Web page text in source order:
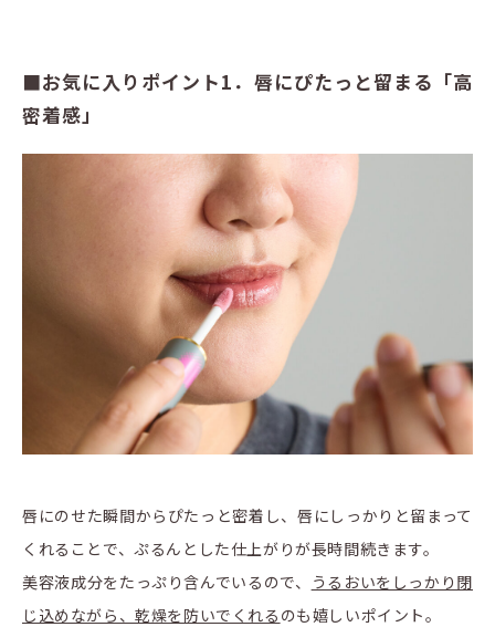
■お気に入りポイント1．唇にぴたっと留まる「高
密着感」
唇にのせた瞬間からぴたっと密着し、唇にしっかりと留まって
くれることで、ぷるんとした仕上がりが長時間続きます。
美容液成分をたっぷり含んでいるので、
うるおいをしっかり閉
じ込めながら、乾燥を防いでくれる のも嬉しいポイント。